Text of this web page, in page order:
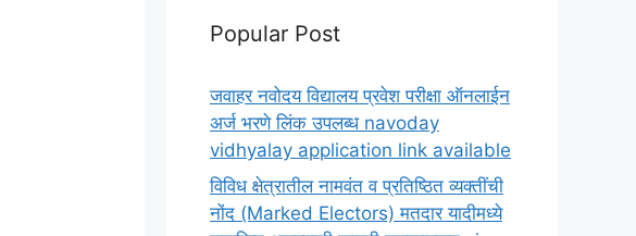
Popular Post
जवाहर नवोदय विद्यालय प्रवेश परीक्षा ऑनलाईन
अर्ज भरणे लिंक उपलब्ध navoday
vidhyalay application link available
विविध क्षेत्रातील नामवंत व प्रतिष्ठित व्यक्तींची
नोंद (Marked Electors) मतदार यादीमध्ये